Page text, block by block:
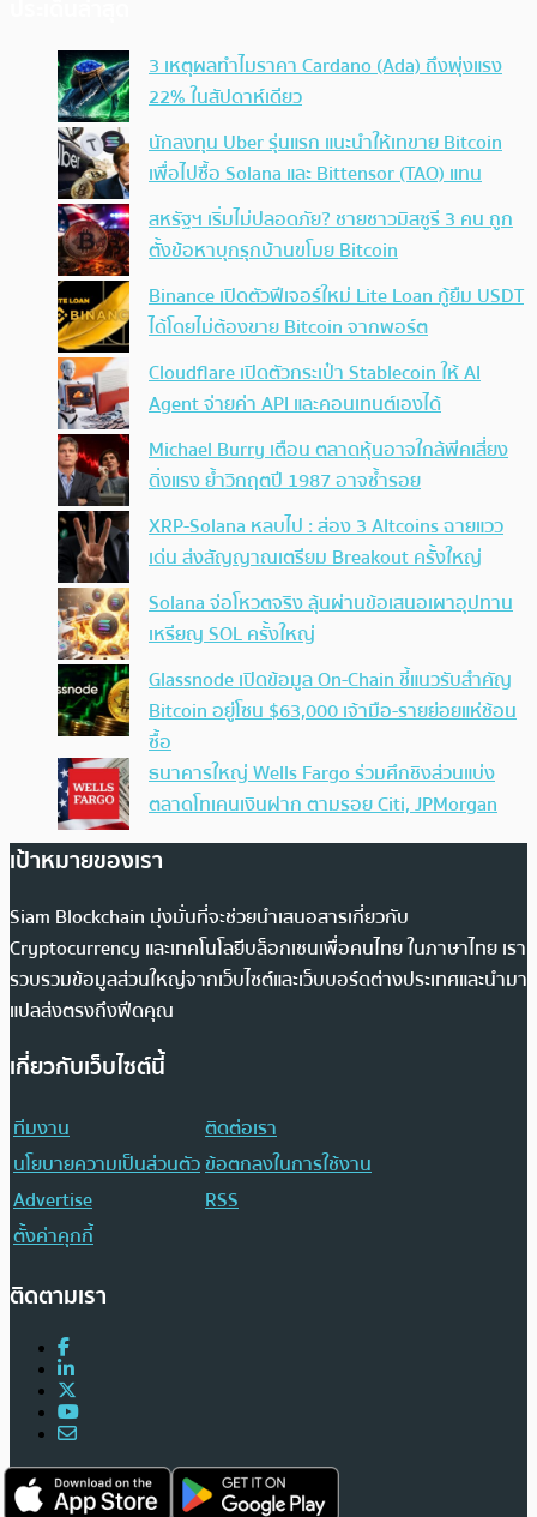
3 เหตุผลทำไมราคา Cardano (Ada) ถึงพุ่งแรง
22% ในสัปดาห์เดียว
นักลงทุน Uber รุ่นแรก แนะนำให้เทขาย Bitcoin
เพื่อไปซื้อ Solana และ Bittensor (TAO) แทน
สหรัฐฯ เริ่มไม่ปลอดภัย? ชายชาวมิสซูรี 3 คน ถูก
ตั้งข้อหาบุกรุกบ้านขโมย Bitcoin
Binance เปิดตัวฟีเจอร์ใหม่ Lite Loan กู้ยืม USDT
ได้โดยไม่ต้องขาย Bitcoin จากพอร์ต
Cloudflare เปิดตัวกระเป๋า Stablecoin ให้ AI
Agent จ่ายค่า API และคอนเทนต์เองได้
Michael Burry เตือน ตลาดหุ้นอาจใกล้พีคเสี่ยง
ดิ่งแรง ย้ำวิกฤตปี 1987 อาจซ้ำรอย
XRP-Solana หลบไป : ส่อง 3 Altcoins ฉายแวว
เด่น ส่งสัญญาณเตรียม Breakout ครั้งใหญ่
Solana จ่อโหวตจริง ลุ้นผ่านข้อเสนอเผาอุปทาน
เหรียญ SOL ครั้งใหญ่
Glassnode เปิดข้อมูล On-Chain ชี้แนวรับสำคัญ
Bitcoin อยู่โซน $63,000 เจ้ามือ-รายย่อยแห่ช้อน
ซื้อ
ธนาคารใหญ่ Wells Fargo ร่วมศึกชิงส่วนแบ่ง
ตลาดโทเคนเงินฝาก ตามรอย Citi, JPMorgan
เป้าหมายของเรา
Siam Blockchain มุ่งมั่นที่จะช่วยนำเสนอสารเกี่ยวกับ
Cryptocurrency และเทคโนโลยีบล็อกเชนเพื่อคนไทย ในภาษาไทย เรา
รวบรวมข้อมูลส่วนใหญ่จากเว็บไซต์และเว็บบอร์ดต่างประเทศและนำมา
แปลส่งตรงถึงฟีดคุณ
เกี่ยวกับเว็บไซต์นี้
ทีมงาน
ติดต่อเรา
นโยบายความเป็นส่วนตัวข้อตกลงในการใช้งาน
Advertise
RSS
ตั้งค่าคุกกี้
ติดตามเรา